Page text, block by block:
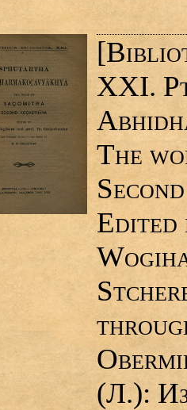
XXI.
The
Edited
(Л.):